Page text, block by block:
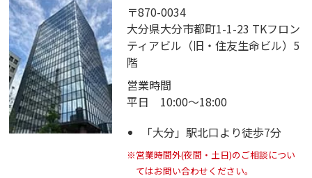
〒870-0034
大分県大分市都町1-1-23 TKフロン
ティアビル（旧・住友生命ビル）5
階
営業時間
平日 10:00～18:00
「大分」駅北口より徒歩7分
※営業時間外(夜間・土日)のご相談につい
てはお問い合わせください。